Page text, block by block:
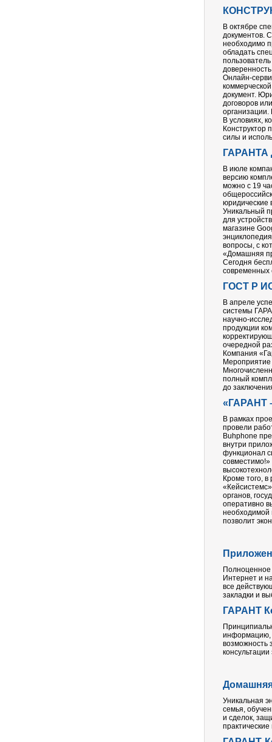
В октябре
документов.
необходимо
обладать
Онлайн-
документ.
договоров
организации.
В условиях,
Конструктор
силы и
В июле
версию
можно с 19
юридические
Уникальный
для
магазине
вопросы, с
«Домашняя
Сегодня
современных
ГОСТ Р
В апреле
системы
научно-
продукции
очередной
Компания
Мероприятие
полный
до
«ГАРАНТ
В рамках
провели
Buhphone
внутри
функционал
Кроме того,
органов,
оперативно
необходимой
позволит
Полноценное
Интернет и
все
закладки и
ГАРАНТ
информацию,
возможность
консультации
Уникальная
семья,
и сделок,